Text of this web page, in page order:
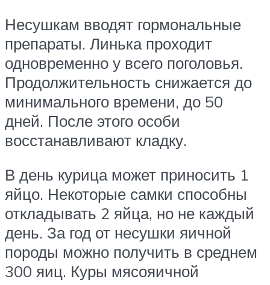
Несушкам вводят гормональные
препараты. Линька проходит
одновременно у всего поголовья.
Продолжительность снижается до
минимального времени, до 50
дней. После этого особи
восстанавливают кладку.
В день курица может приносить 1
яйцо. Некоторые самки способны
откладывать 2 яйца, но не каждый
день. За год от несушки яичной
породы можно получить в среднем
300 яиц. Куры мясояичной